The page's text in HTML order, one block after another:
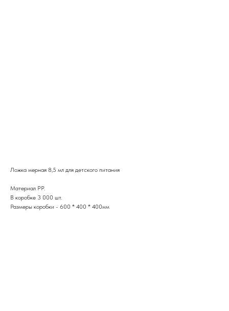
Ложка мерная 8,5 мл для детского питания
Материал PP.
В коробке 3 000 шт.
Размеры коробки - 600 * 400 * 400мм